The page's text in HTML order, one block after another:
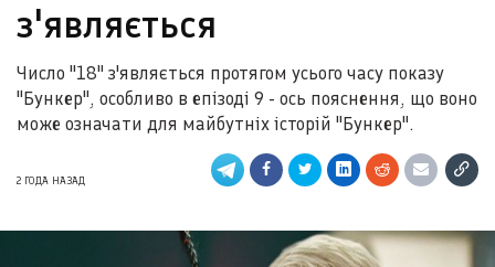
з'являється
Число "18" з'являється протягом усього часу показу
"Бункер", особливо в епізоді 9 - ось пояснення, що воно
може означати для майбутніх історій "Бункер".
2 ГОДА НАЗАД